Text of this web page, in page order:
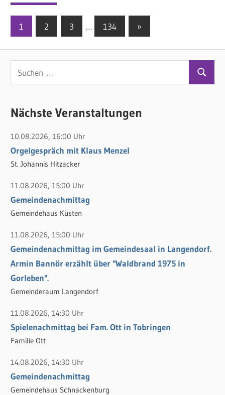
Seitennummerierung
der
Beiträge
1 2 3 … 134
Nächste
»
u
h
n
n
a
c
h
:
Nächste Veranstaltungen
10.08.2026, 16:00 Uhr
Orgelgespräch mit Klaus Menzel
St. Johannis Hitzacker
11.08.2026, 15:00 Uhr
Gemeindenachmittag
Gemeindehaus Küsten
11.08.2026, 15:00 Uhr
Gemeindenachmittag im Gemeindesaal in Langendorf.
Armin Bannör erzählt über "Waldbrand 1975 in
Gorleben".
Gemeinderaum Langendorf
11.08.2026, 14:30 Uhr
Spielenachmittag bei Fam. Ott in Tobringen
Familie Ott
14.08.2026, 14:30 Uhr
Gemeindenachmittag
Gemeindehaus Schnackenburg